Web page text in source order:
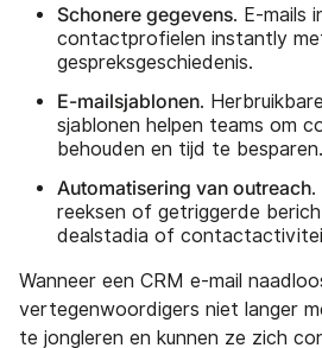
Schonere gegevens. E-mails
contactprofielen instantly
gespreksgeschiedenis.
E-mailsjablonen.
sjablonen helpen teams om
behouden en tijd te besparen.
Automatisering van outreach.
reeksen of getriggerde
dealstadia of
Wanneer een CRM e-mail
vertegenwoordigers niet langer
te jongleren en kunnen ze zich